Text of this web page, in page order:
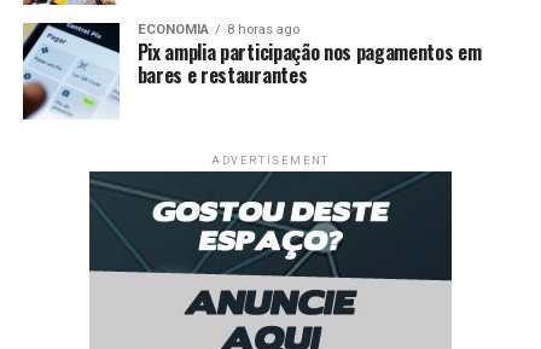
ECONOMIA 8 horas ago
Pix amplia participação nos pagamentos em
bares e restaurantes
ADVERTISEMENT